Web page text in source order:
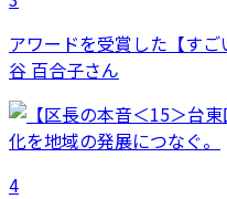
アワードを受賞した【す
谷 百合子さん
4